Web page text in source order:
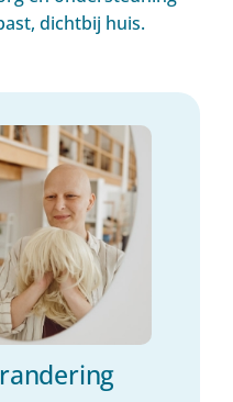
dichtbij huis.